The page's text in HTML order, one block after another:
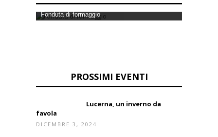
Fonduta di formaggio
PROSSIMI EVENTI
Lucerna, un inverno da
favola
DICEMBRE 3, 2024